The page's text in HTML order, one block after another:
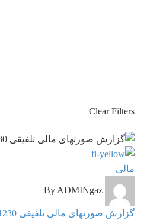
Clear Filters
گزارش
صورتهای
مالی
تلفیقی
مالی
By ADMINgaz
گزارش صورتهای مالی تلفیقی 14031230 حسابرسی شده